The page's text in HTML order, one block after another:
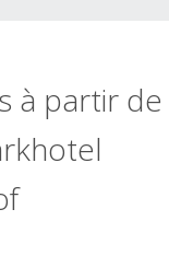
à partir de